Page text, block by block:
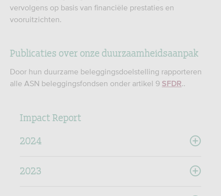
vervolgens op basis van financiële prestaties en
vooruitzichten.
Publicaties over onze duurzaamheidsaanpak
Door hun duurzame beleggingsdoelstelling rapporteren
alle ASN beleggingsfondsen onder artikel 9 SFDR..
Impact Report
2024
2023